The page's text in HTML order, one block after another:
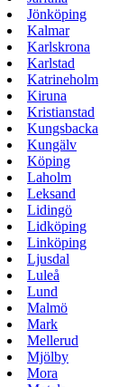
Jönköping
Kalmar
Karlskrona
Karlstad
Katrineholm
Kiruna
Kristianstad
Kungsbacka
Kungälv
Köping
Laholm
Leksand
Lidingö
Lidköping
Linköping
Ljusdal
Luleå
Lund
Malmö
Mark
Mellerud
Mjölby
Mora